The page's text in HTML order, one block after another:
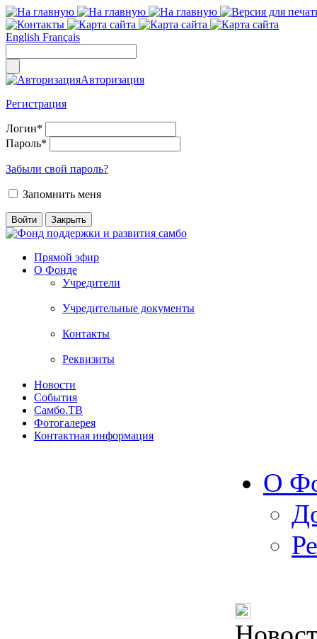
English Français
Авторизация
Регистрация
Логин*
Пароль*
Забыли свой пароль?
Запомнить меня
Прямой эфир
О Фонде
Учредители
Учредительные документы
Контакты
Реквизиты
Новости
События
Самбо.ТВ
Фотогалерея
Контактная информация
О